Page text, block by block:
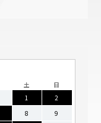
土
日
1
2
8
9